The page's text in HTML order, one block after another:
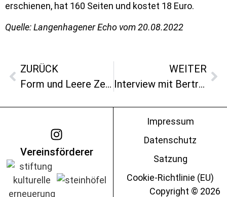
erschienen, hat 160 Seiten und kostet 18 Euro.
Quelle: Langenhagener Echo vom 20.08.2022
ZURÜCK
Form und Leere Zen-Malerei in west-östlicher Korrespondenz
WEITER
Interview mit Bertram Schmitz
Vereinsförderer
Impressum
Datenschutz
Satzung
Cookie-Richtlinie (EU)
Copyright © 2026